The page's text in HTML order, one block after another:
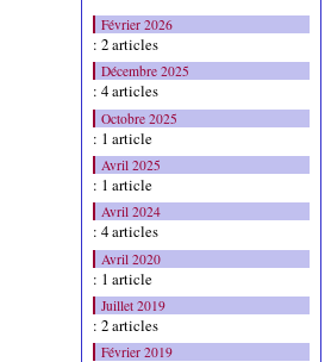
Février 2026
: 2 articles
Décembre 2025
: 4 articles
Octobre 2025
: 1 article
Avril 2025
: 1 article
Avril 2024
: 4 articles
Avril 2020
: 1 article
Juillet 2019
: 2 articles
Février 2019